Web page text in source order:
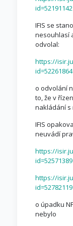
id=52191142
IFIS se
nesouhlasí
odvolal:
https://
id=52261864
o odvolání
to, že v
nakládání s
IFIS
neuvádí
https://
id=52571389
https://
id=52782119
o úpadku
nebylo